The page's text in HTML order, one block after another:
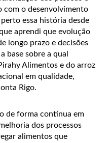
com o desenvolvimento
essa história desde
aprendi que evolução
longo prazo e decisões
base sobre a qual
Alimentos e do arroz
em qualidade,
Rigo.
de forma contínua em
dos processos
alimentos que